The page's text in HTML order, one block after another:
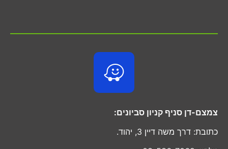
צמצם-דן סניף קניון סביונים:
כתובת: דרך משה דיין 3, יהוד.